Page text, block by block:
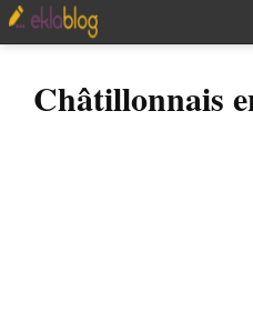
Châtillonnais